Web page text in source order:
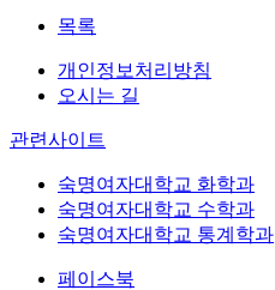
목록
개인정보처리방침
오시는 길
관련사이트
숙명여자대학교 화학과
숙명여자대학교 수학과
숙명여자대학교 통계학과
페이스북